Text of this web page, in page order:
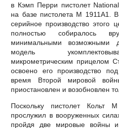
в Кэмп Перри пистолет
на базе пистолета М 1911А1.
серийное производство этого
полностью собиралось
минимальными возможными
модель
микрометрическим прицелом
освоено его производство
время Второй мировой
приостановлен и возобновлен
Поскольку пистолет
прослужил в вооруженных
пройдя две мировые войны и